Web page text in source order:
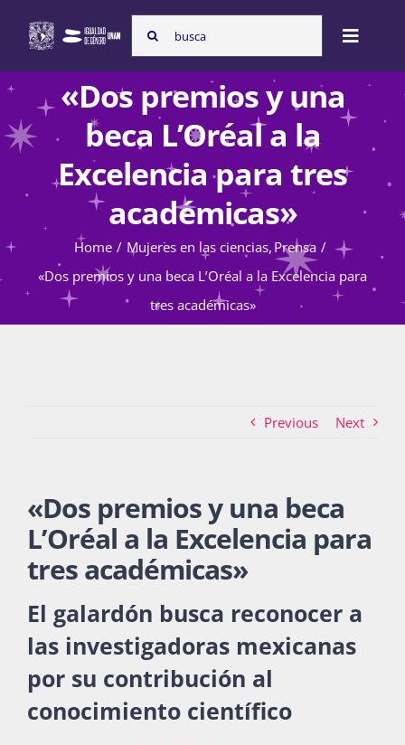
content
Search
for:
Toggle
Inicio
Nosotras
Programas
Atención de la violencia de género
La Boletina
Blog
Recursos
«Dos premios y una
beca L’Oréal a la
Excelencia para tres
académicas»
Home Mujeres en las ciencias Prensa
«Dos premios y una beca L’Oréal a la Excelencia para
tres académicas»
Previous Next
«Dos premios y una beca
L’Oréal a la Excelencia para
tres académicas»
El galardón busca reconocer a
las investigadoras mexicanas
por su contribución al
conocimiento científico